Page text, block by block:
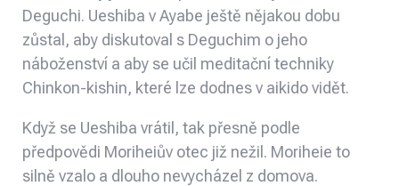
Deguchi. Ueshiba v Ayabe ještě nějakou dobu
zůstal, aby diskutoval s Deguchim o jeho
náboženství a aby se učil meditační techniky
Chinkon-kishin, které lze dodnes v aikido vidět.
Když se Ueshiba vrátil, tak přesně podle
předpovědi Moriheiův otec již nežil. Moriheie to
silně vzalo a dlouho nevycházel z domova.